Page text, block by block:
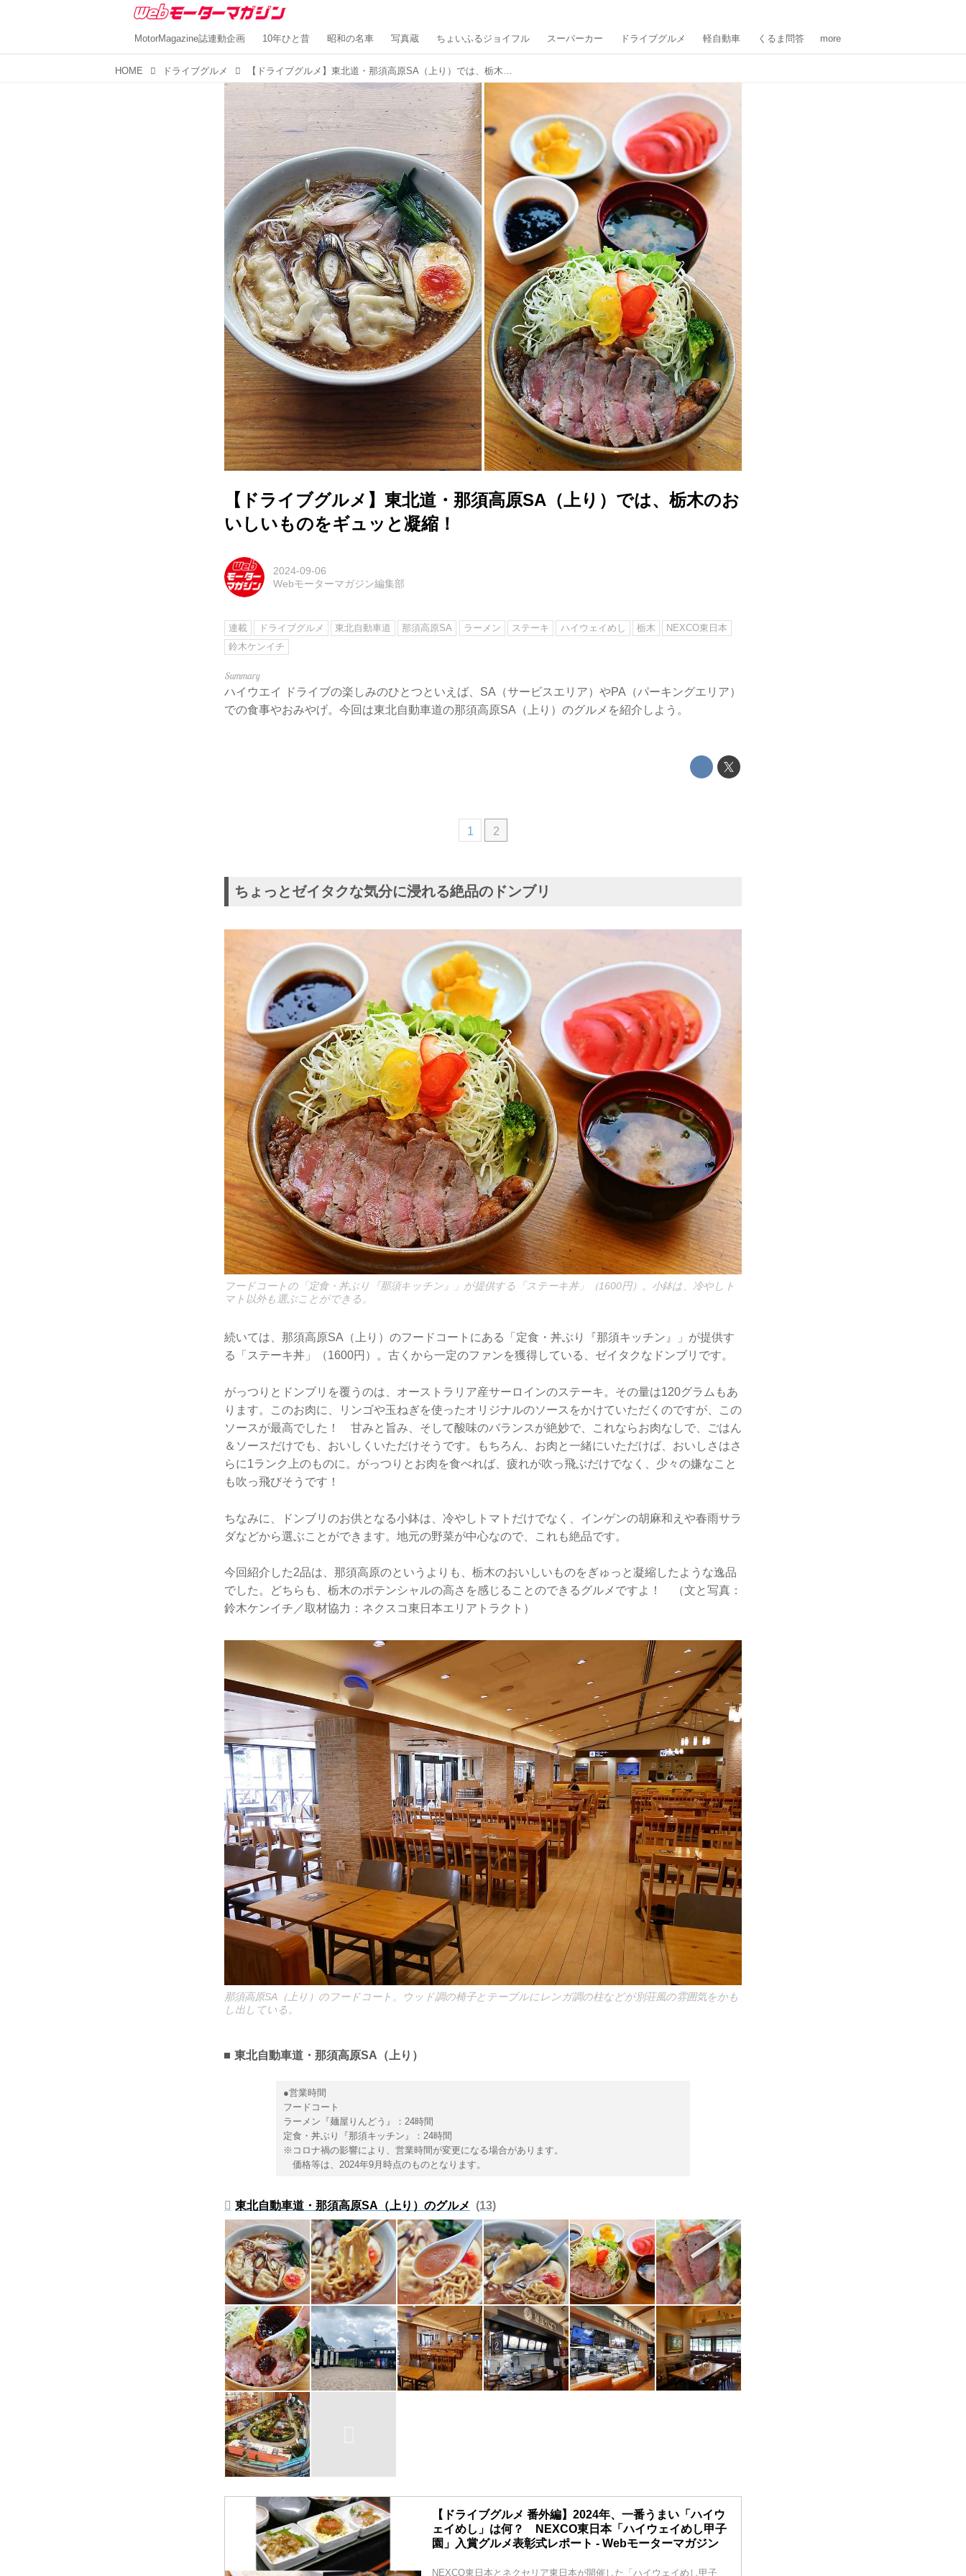
MotorMagazine誌連動企画 10年ひと昔 昭和の名車 写真蔵 ちょいふるジョイフル スーパーカー ドライブグルメ 軽自動車 くるま問答 more
HOME ドライブグルメ 【ドライブグルメ】東北道・那須高原SA（上り）では、栃木のおいしいものをギュッと凝縮！
【ドライブグルメ】東北道・那須高原SA（上り）では、栃木のお
いしいものをギュッと凝縮！
2024-09-06
Webモーターマガジン編集部
連載 ドライブグルメ 東北自動車道 那須高原SA ラーメン ステーキ ハイウェイめし 栃木
NEXCO東日本
鈴木ケンイチ
ハイウエイ ドライブの楽しみのひとつといえば、SA（サービスエリア）やPA（パーキングエリア）
での食事やおみやげ。今回は東北自動車道の那須高原SA（上り）のグルメを紹介しよう。
1 2
ちょっとゼイタクな気分に浸れる絶品のドンブリ
フードコートの「定食・丼ぶり『那須キッチン』」が提供する「ステーキ丼」（1600円）。小鉢は、冷やしト
マト以外も選ぶことができる。
続いては、那須高原SA（上り）のフードコートにある「定食・丼ぶり『那須キッチン』」が提供す
る「ステーキ丼」（1600円）。古くから一定のファンを獲得している、ゼイタクなドンブリです。
がっつりとドンブリを覆うのは、オーストラリア産サーロインのステーキ。その量は120グラムもあ
ります。このお肉に、リンゴや玉ねぎを使ったオリジナルのソースをかけていただくのですが、この
ソースが最高でした！ 甘みと旨み、そして酸味のバランスが絶妙で、これならお肉なしで、ごはん
＆ソースだけでも、おいしくいただけそうです。もちろん、お肉と一緒にいただけば、おいしさはさ
らに1ランク上のものに。がっつりとお肉を食べれば、疲れが吹っ飛ぶだけでなく、少々の嫌なこと
も吹っ飛びそうです！
ちなみに、ドンブリのお供となる小鉢は、冷やしトマトだけでなく、インゲンの胡麻和えや春雨サラ
ダなどから選ぶことができます。地元の野菜が中心なので、これも絶品です。
今回紹介した2品は、那須高原のというよりも、栃木のおいしいものをぎゅっと凝縮したような逸品
でした。どちらも、栃木のポテンシャルの高さを感じることのできるグルメですよ！ （文と写真：
鈴木ケンイチ／取材協力：ネクスコ東日本エリアトラクト）
那須高原SA（上り）のフードコート。ウッド調の椅子とテーブルにレンガ調の柱などが別荘風の雰囲気をかも
し出している。
東北自動車道・那須高原SA（上り）
●営業時間
フードコート
ラーメン『麺屋りんどう』：24時間
定食・丼ぶり『那須キッチン』：24時間
※コロナ禍の影響により、営業時間が変更になる場合があります。
価格等は、2024年9月時点のものとなります。
東北自動車道・那須高原SA（上り）のグルメ 13
【ドライブグルメ 番外編】2024年、一番うまい「ハイウ
ェイめし」は何？ NEXCO東日本「ハイウェイめし甲子
園」入賞グルメ表彰式レポート - Webモーターマガジン
NEXCO東日本とネクセリア東日本が開催した「ハイウェイめし甲子